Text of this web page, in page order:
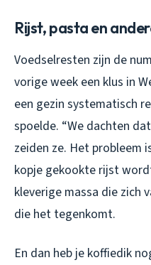
Rijst, pasta en
Voedselresten zijn de
vorige week een klus in
een gezin systematisch
spoelde. “We dachten
zeiden ze. Het probleem
kopje gekookte rijst
kleverige massa die zich
die het tegenkomt.
En dan heb je koffiedik